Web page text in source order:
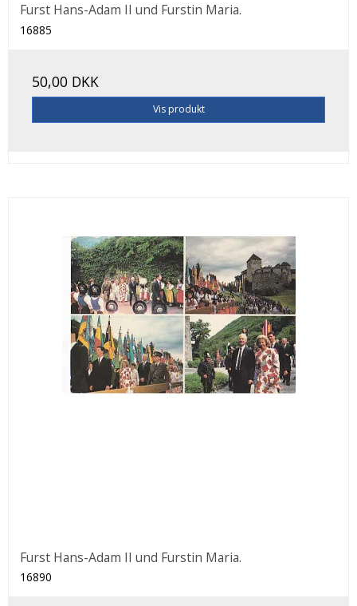
Furst Hans-Adam II und Furstin Maria.
16885
50,00 DKK
Vis produkt
Furst Hans-Adam II und Furstin Maria.
16890